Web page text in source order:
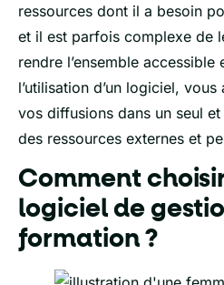
ressources dont il a besoin
et il est parfois complexe de
rendre l’ensemble accessible
l’utilisation d’un logiciel,
vos diffusions dans un seul
des ressources externes et
Comment
logiciel de
formation ?